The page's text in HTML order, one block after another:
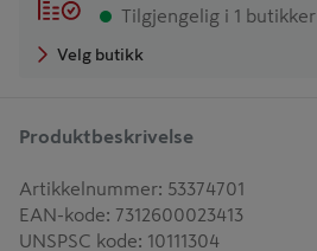
Tilgjengelig i 1 butikker
Velg butikk
Produktbeskrivelse
Artikkelnummer: 53374701
EAN-kode: 7312600023413
UNSPSC kode: 10111304